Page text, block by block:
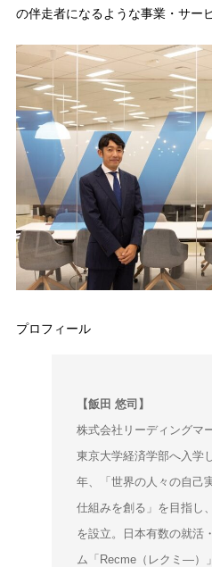
の伴走者になるような事業・サー
プロフィール
【飯田 悠司】
株式会社リーディング
東京大学経済学部へ入学
年、「世界の人々の自己
仕組みを創る」を目指し
を設立。日本有数の就活
ム「Recme（レクミ―）